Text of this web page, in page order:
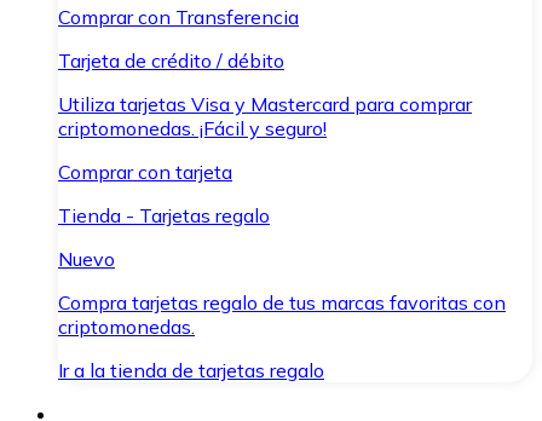
Comprar con Transferencia
Tarjeta de crédito / débito
Utiliza tarjetas Visa y Mastercard para comprar
criptomonedas. ¡Fácil y seguro!
Comprar con tarjeta
Tienda - Tarjetas regalo
Nuevo
Compra tarjetas regalo de tus marcas favoritas con
criptomonedas.
Ir a la tienda de tarjetas regalo